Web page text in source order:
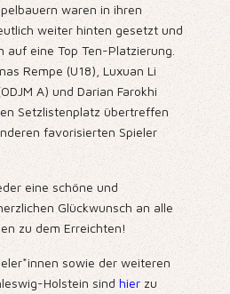
waren in ihren
weiter hinten gesetzt und
auf eine Top Ten-Platzierung.
Rempe (U18), Luxuan Li
A) und Darian Farokhi
Setzlistenplatz übertreffen
favorisierten Spieler
eine schöne und
Glückwunsch an alle
zu dem Erreichten!
sowie der weiteren
Holstein sind hierzu